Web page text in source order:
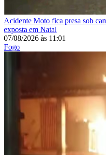
Acidente Moto fica presa sob
exposta em Natal
07/08/2026 às 11:01
Fogo